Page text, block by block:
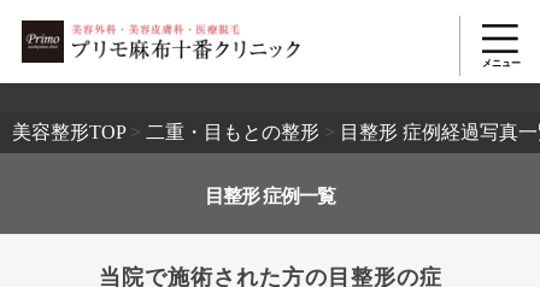
美容整形TOP> 二重・目もとの整形 > 目整形 症例経過写真
目整形 症例一覧
当院で施術された方の目整形の症